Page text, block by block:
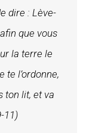
dire : Lève-
que vous
la terre le
te l’ordonne,
ton lit, et va
11)